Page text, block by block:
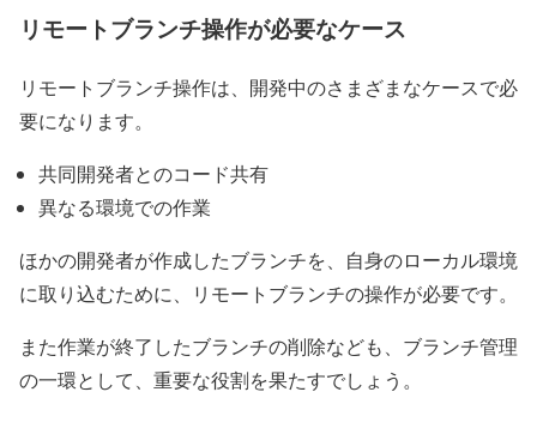
リモートブランチ操作が必要なケース
リモートブランチ操作は、開発中のさまざまなケースで必
要になります。
共同開発者とのコード共有
異なる環境での作業
ほかの開発者が作成したブランチを、自身のローカル環境
に取り込むために、リモートブランチの操作が必要です。
また作業が終了したブランチの削除なども、ブランチ管理
の一環として、重要な役割を果たすでしょう。